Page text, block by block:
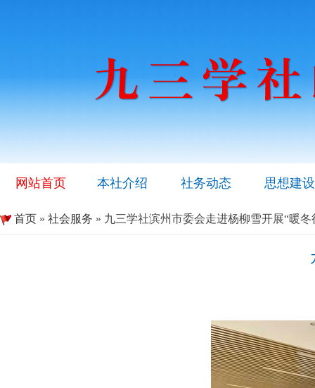
网站首页 本社介绍 社务动态 思想建设
首页 » 社会服务 » 九三学社滨州市委会走进杨柳雪开展“暖冬